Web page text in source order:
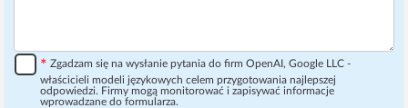
* Zgadzam się na wysłanie pytania do firm OpenAI, Google LLC -
właścicieli modeli językowych celem przygotowania najlepszej
odpowiedzi. Firmy mogą monitorować i zapisywać informacje
wprowadzane do formularza.